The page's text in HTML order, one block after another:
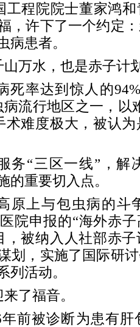
工程院院士董家鸿
，许下了一个约定
病患者。
万水，也是赤子计
死率达到惊人的
流行地区之一，以
术难度极大，被认
务“三区一线”，解
的重要切入点。
原上与包虫病的斗
院申报的“海外赤
，被纳入人社部赤
划，实施了国际研
列活动。
了福音。
前被诊断为患有